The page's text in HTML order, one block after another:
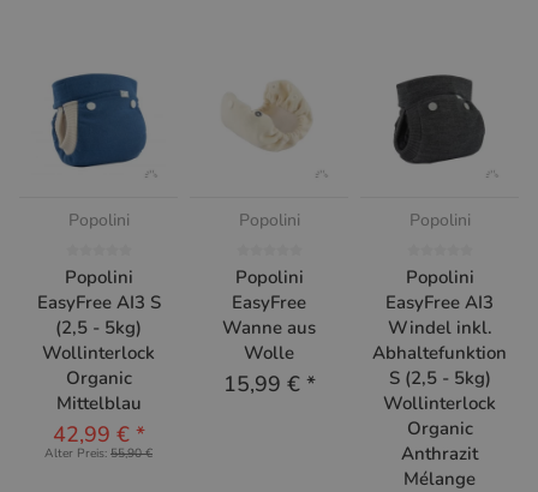
Popolini
Popolini
EasyFree AI3 S
(2,5 - 5kg)
Wollinterlock
Organic
Mittelblau
42,99 € *
Alter Preis: 55,90 €
Popolini
Popolini
EasyFree
Wanne aus
Wolle
15,99 € *
Popolini
Popolini
EasyFree AI3
Windel inkl.
Abhaltefunktion
S (2,5 - 5kg)
Wollinterlock
Organic
Anthrazit
Mélange